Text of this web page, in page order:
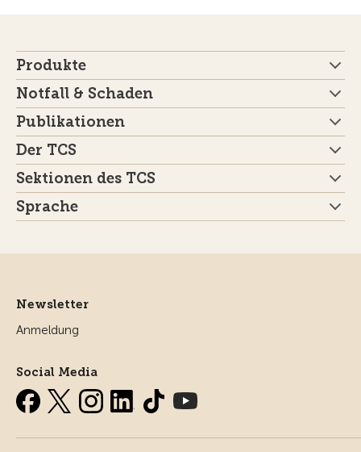
Produkte
Notfall & Schaden
Publikationen
Der TCS
Sektionen des TCS
Sprache
Newsletter
Anmeldung
Social Media